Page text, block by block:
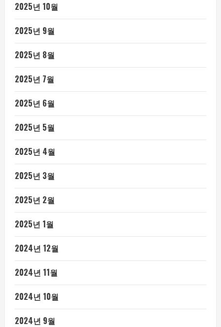
2025년 10월
2025년 9월
2025년 8월
2025년 7월
2025년 6월
2025년 5월
2025년 4월
2025년 3월
2025년 2월
2025년 1월
2024년 12월
2024년 11월
2024년 10월
2024년 9월